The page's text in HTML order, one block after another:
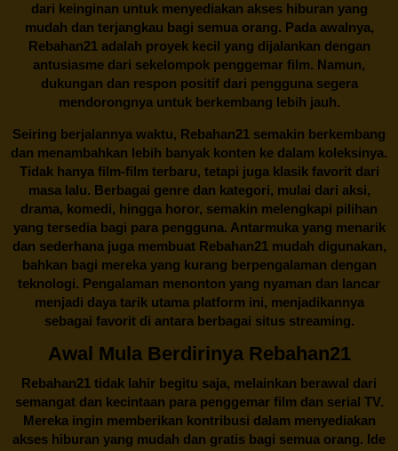
dari keinginan untuk menyediakan akses hiburan yang
mudah dan terjangkau bagi semua orang. Pada awalnya,
Rebahan21 adalah proyek kecil yang dijalankan dengan
antusiasme dari sekelompok penggemar film. Namun,
dukungan dan respon positif dari pengguna segera
mendorongnya untuk berkembang lebih jauh.
Seiring berjalannya waktu, Rebahan21 semakin berkembang
dan menambahkan lebih banyak konten ke dalam koleksinya.
Tidak hanya film-film terbaru, tetapi juga klasik favorit dari
masa lalu. Berbagai genre dan kategori, mulai dari aksi,
drama, komedi, hingga horor, semakin melengkapi pilihan
yang tersedia bagi para pengguna. Antarmuka yang menarik
dan sederhana juga membuatRebahan21mudah digunakan,
bahkan bagi mereka yang kurang berpengalaman dengan
teknologi. Pengalaman menonton yang nyaman dan lancar
menjadi daya tarik utama platform ini, menjadikannya
sebagai favorit di antara berbagai situs streaming.
Awal Mula Berdirinya Rebahan21
Rebahan21 tidak lahir begitu saja, melainkan berawal dari
semangat dan kecintaan para penggemar film dan serial TV.
Mereka ingin memberikan kontribusi dalam menyediakan
akses hiburan yang mudah dan gratis bagi semua orang. Ide